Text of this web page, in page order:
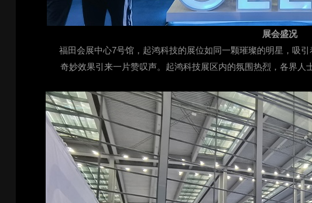
展会盛况
福田会展中心7号馆，起鸿科技的展位如同一颗璀璨的明星，吸
奇妙效果引来一片赞叹声。起鸿科技展区内的氛围热烈，各界人